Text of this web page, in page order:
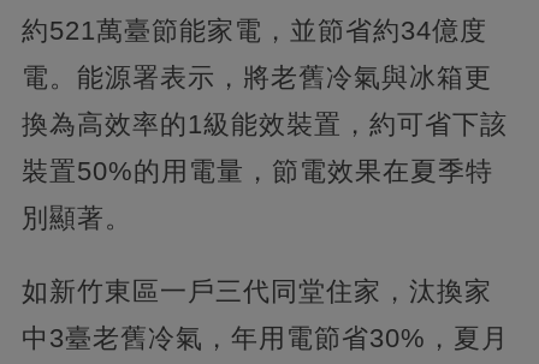
約521萬臺節能家電，並節省約34億度
電。能源署表示，將老舊冷氣與冰箱更
換為高效率的1級能效裝置，約可省下該
裝置50%的用電量，節電效果在夏季特
別顯著。
如新竹東區一戶三代同堂住家，汰換家
中3臺老舊冷氣，年用電節省30%，夏月